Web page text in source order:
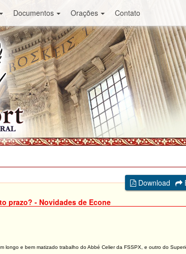
Documentos Orações Contato
Download
prazo? - Novidades de Econe
longo e bem matizado trabalho do Abbé Celier da FSSPX, e outro do